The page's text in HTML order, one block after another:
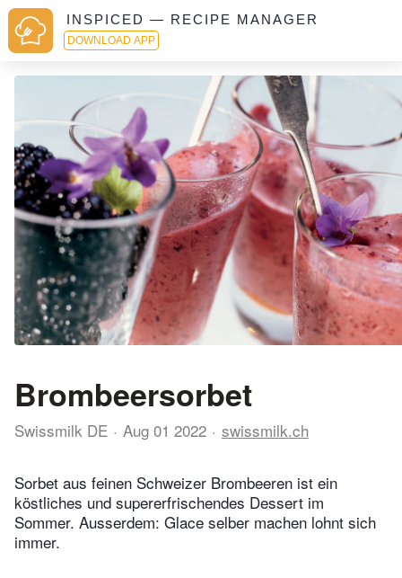
INSPICED — RECIPE MANAGER
DOWNLOAD APP
Brombeersorbet
Swissmilk DE Aug 01 2022 swissmilk.ch
Sorbet aus feinen Schweizer Brombeeren ist ein
köstliches und supererfrischendes Dessert im
Sommer. Ausserdem: Glace selber machen lohnt sich
immer.